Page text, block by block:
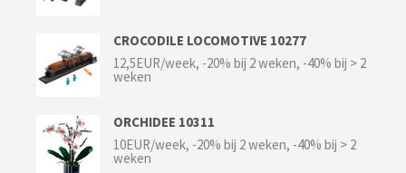
CROCODILE LOCOMOTIVE 10277
12,5EUR/week, -20% bij 2 weken, -40% bij > 2
weken
ORCHIDEE 10311
10EUR/week, -20% bij 2 weken, -40% bij > 2
weken